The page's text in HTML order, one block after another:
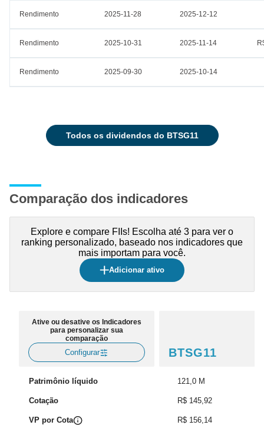
Rendimento 2025-11-28 2025-12-12
Rendimento 2025-10-31 2025-11-14
Rendimento 2025-09-30 2025-10-14
todos os dividendos do BTSG11
Comparação dos indicadores
Explore e compare FIIs! Escolha até 3 para ver o
ranking personalizado, baseado nos indicadores que
mais importam para você.
Adicionar ativo
Ative ou desative os Indicadores
para personalizar sua
comparação
Configurar
Patrimônio líquido
Cotação
VP por Cota
BTSG11
121,0 M
R$ 145,92
R$ 156,14